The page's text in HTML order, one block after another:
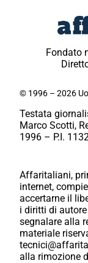
Fondato
© 1996 – 2026
Testata
Marco Scotti,
1996 – P.I.
Affaritaliani,
internet,
accertarne il
i diritti di
segnalare alla
materiale
alla rimozione